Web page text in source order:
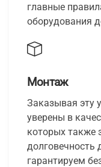
главные
оборудования
Монтаж
Заказывая эту
уверены в
которых также
гарантируем